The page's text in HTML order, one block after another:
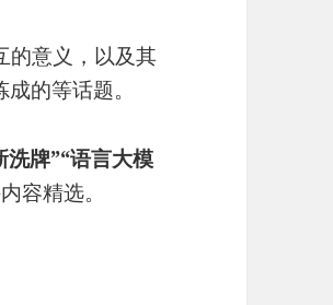
的意义，以及其
的等话题。
牌”“语言大模
容精选。